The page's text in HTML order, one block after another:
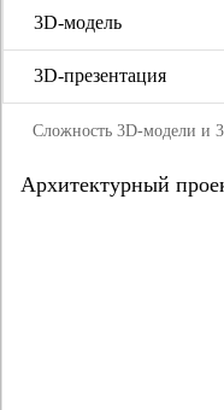
3D-модель
3D-презентация
Сложность 3D-модели и
Архитектурный